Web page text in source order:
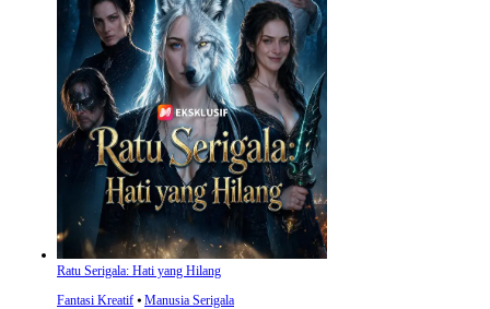
Ratu Serigala: Hati yang Hilang
Fantasi Kreatif ⦁ Manusia Serigala